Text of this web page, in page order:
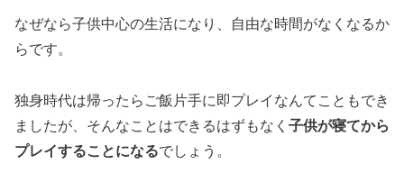
なぜなら子供中心の生活になり、自由な時間がなくなるか
らです。
独身時代は帰ったらご飯片手に即プレイなんてこともでき
ましたが、そんなことはできるはずもなく 子供が寝てから
プレイすることになるでしょう。